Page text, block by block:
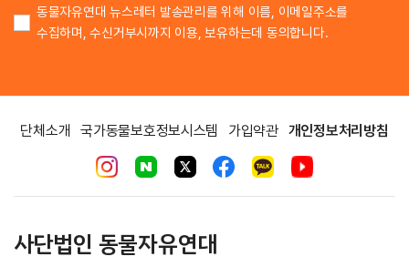
동물자유연대 뉴스레터 발송관리를 위해 이름, 이메일주소를
수집하며, 수신거부시까지 이용, 보유하는데 동의합니다.
단체소개 국가동물보호정보시스템 가입약관 개인정보처리방침
사단법인 동물자유연대